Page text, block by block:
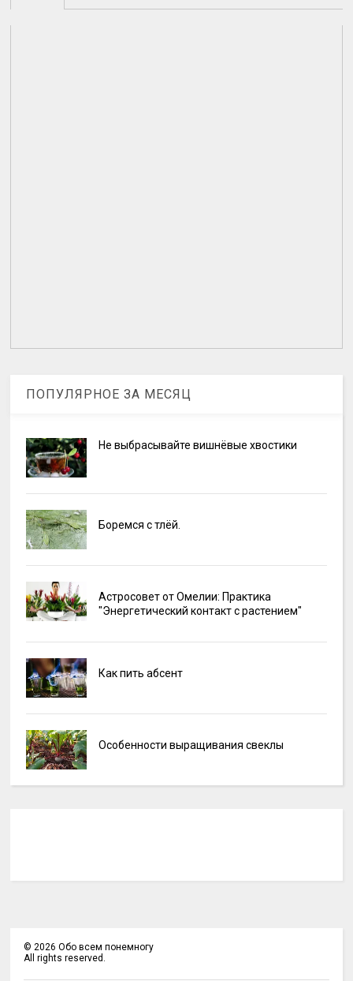
ПОПУЛЯРНОЕ ЗА МЕСЯЦ
Не выбрасывайте вишнёвые хвостики
Боремся с тлёй.
Астросовет от Омелии: Практика
"Энергетический контакт с растением"
Как пить абсент
Особенности выращивания свеклы
©2026 Обо всем понемногу
All rights reserved.